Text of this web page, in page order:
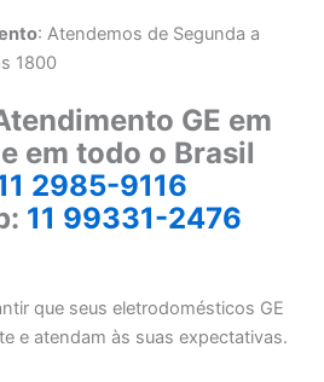
: Atendemos de Segunda a
1800
GE em
em todo o Brasil
2985-9116
11 99331-2476
que seus eletrodomésticos GE
e atendam às suas expectativas.